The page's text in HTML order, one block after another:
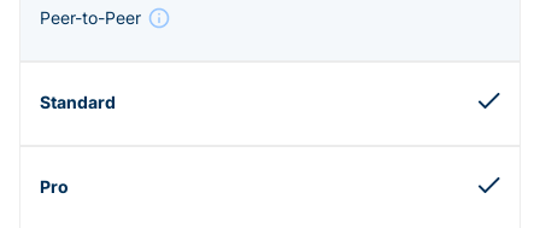
Peer-to-Peer